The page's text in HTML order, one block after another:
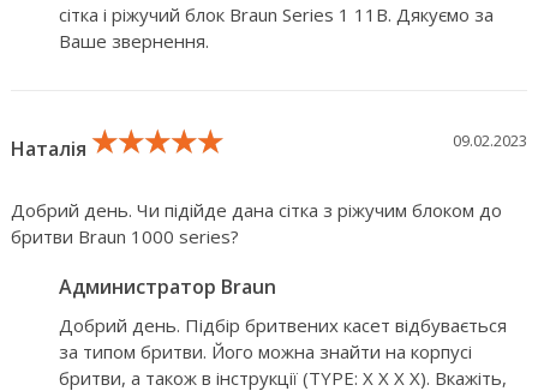
cітка і ріжучий блок Braun Series 1 11B. Дякуємо за
Ваше звернення.
Наталія ★★★★★
★★★★★
★★★★★ 09.02.2023
Добрий день. Чи підійде дана сітка з ріжучим блоком до
бритви Braun 1000 series?
Администратор Braun
Добрий день. Підбір бритвених касет відбувається
за типом бритви. Його можна знайти на корпусі
бритви, а також в інструкції (TYPE: X X X X). Вкажіть,